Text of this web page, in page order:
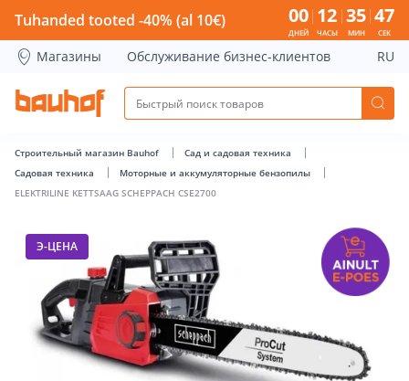
ELEKTRILINE KETTSAAG SCHEPPACH CSE2700 - Bauhof has
Tuhanded tooted -40% (al 10€) 00
ДНЕЙ
12
ЧАСЫ
35
МИН
46
СЕК
Магазины Обслуживание бизнес-клиентов RU
Строительный магазин Bauhof
Сад и садовая техника
Садовая техника
Моторные и аккумуляторные бензопилы
ELEKTRILINE KETTSAAG SCHEPPACH CSE2700
Э-ЦЕНА